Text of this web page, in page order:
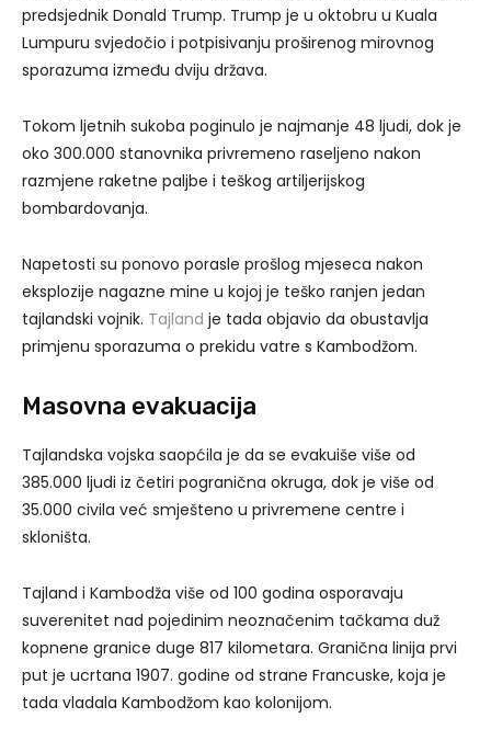
predsjednik Donald Trump. Trump je u oktobru u Kuala
Lumpuru svjedočio i potpisivanju proširenog mirovnog
sporazuma između dviju država.
Tokom ljetnih sukoba poginulo je najmanje 48 ljudi, dok je
oko 300.000 stanovnika privremeno raseljeno nakon
razmjene raketne paljbe i teškog artiljerijskog
bombardovanja.
Napetosti su ponovo porasle prošlog mjeseca nakon
eksplozije nagazne mine u kojoj je teško ranjen jedan
tajlandski vojnik. Tajland je tada objavio da obustavlja
primjenu sporazuma o prekidu vatre s Kambodžom.
Masovna evakuacija
Tajlandska vojska saopćila je da se evakuiše više od
385.000 ljudi iz četiri pogranična okruga, dok je više od
35.000 civila već smješteno u privremene centre i
skloništa.
Tajland i Kambodža više od 100 godina osporavaju
suverenitet nad pojedinim neoznačenim tačkama duž
kopnene granice duge 817 kilometara. Granična linija prvi
put je ucrtana 1907. godine od strane Francuske, koja je
tada vladala Kambodžom kao kolonijom.